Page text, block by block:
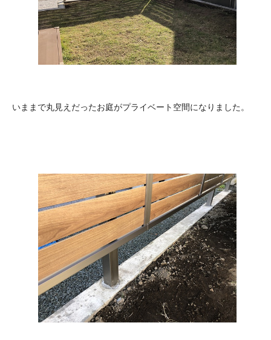
いままで丸見えだったお庭がプライベート空間になりました。